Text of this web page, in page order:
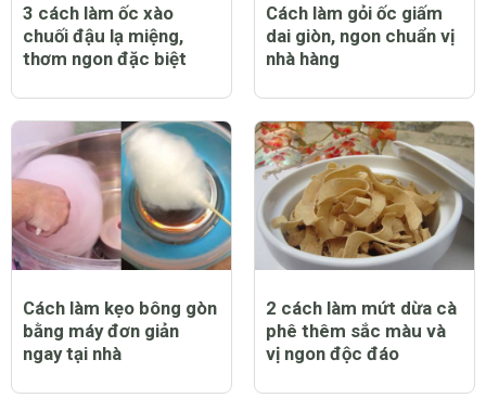
3 cách làm ốc xào
chuối đậu lạ miệng,
thơm ngon đặc biệt
Cách làm gỏi ốc giấm
dai giòn, ngon chuẩn vị
nhà hàng
Cách làm kẹo bông gòn
bằng máy đơn giản
ngay tại nhà
2 cách làm mứt dừa cà
phê thêm sắc màu và
vị ngon độc đáo